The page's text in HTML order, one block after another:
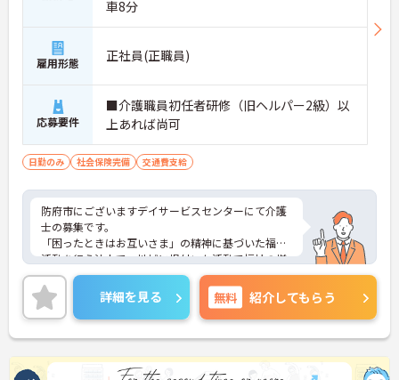
車8分
雇用形態 正社員(正職員)
応募要件
■介護職員初任者研修（旧ヘルパー2級）以
上あれば尚可
日勤のみ 社会保険完備 交通費支給
防府市にございますデイサービスセンターにて介護
士の募集です。
「困ったときはお互いさま」の精神に基づいた福祉
活動を行う法人で、地域に根付いた活動で福祉の増
進とまちづくりの推進に寄与してらっしゃいます。
あなたの経験やスキルを活かして、高齢者の皆さま
が安心して過ごせる空間づくりにチャレンジしてみ
ませんか？
ご興味ある方には、面接対策ポイントなど、さらに
詳細をお話しいたしますのでお気軽にご相談くださ
い。
詳細を見る 無料 紹介してもらう